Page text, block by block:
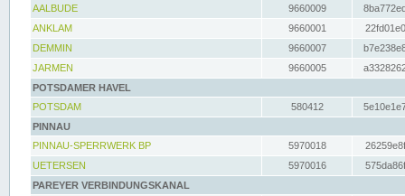
AALBUDE
9660009
ANKLAM
9660001
DEMMIN
9660007
JARMEN
9660005
POTSDAMER HAVEL
POTSDAM
580412
PINNAU
PINNAU-SPERRWERK BP
5970018
UETERSEN
5970016
PAREYER VERBINDUNGSKANAL